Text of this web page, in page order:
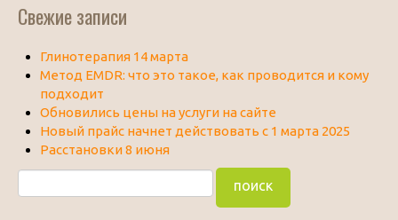
Свежие записи
Глинотерапия 14 марта
Метод EMDR: что это такое, как проводится и кому
подходит
Обновились цены на услуги на сайте
Новый прайс начнет действовать с 1 марта 2025
Расстановки 8 июня